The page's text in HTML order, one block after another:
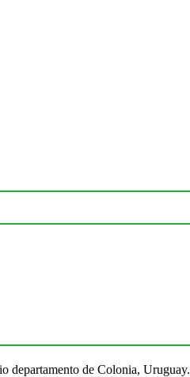
departamento de Colonia, Uruguay.